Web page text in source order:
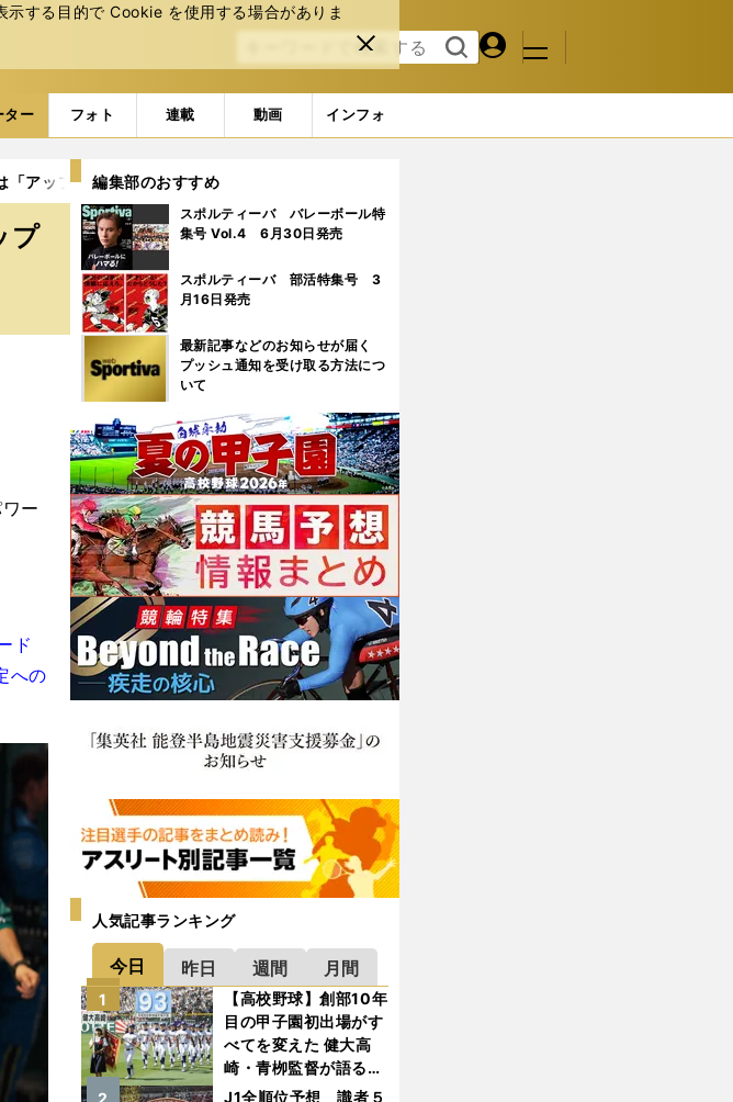
する⽬的で Cookie を使⽤する場合がありま
閉じ
る
検索
る
マイペ
ジ
メニュ
ター フォト 連載 動画 インフォ
アップデートをしない戦略」への批判をどう受け止めているか
プ
ー
ド
への
編集部のおすすめ
スポルティーバ バレーボール特
集号 Vol.4 6月30日発売
スポルティーバ 部活特集号 3
月16日発売
最新記事などのお知らせが届く
プッシュ通知を受け取る方法につ
いて
人気記事ランキング
今日 昨日 週間 月間
【高校野球】創部10年
目の甲子園初出場がす
べてを変えた 健大高
崎・青栁監督が語る
「機動破壊」はこうし
1
J1全順位予想 識者５
2